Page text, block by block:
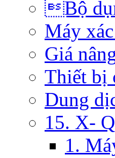
Bộ
Máy
Giá
Thiết bị
Dung
15. X-
1.